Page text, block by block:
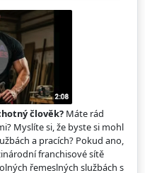
člověk? Máte rád
Myslíte si, že byste si mohl
a pracích? Pokud ano,
franchisové sítě
řemeslných službách s